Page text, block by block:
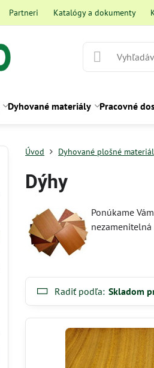
Partneri Katalógy a dokumenty
Dyhované materiály Pracovné
Úvod Dyhované plošné
Dýhy
Ponúkame
Radiť podľa: Skladom